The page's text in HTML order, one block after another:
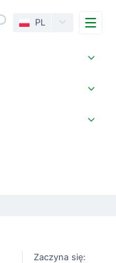
PL
Zaczyna się: